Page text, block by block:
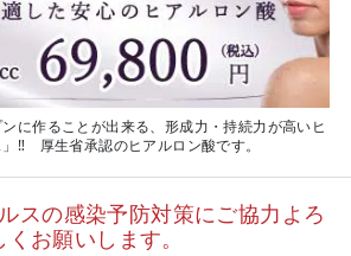
に作ることが出来る、形成力・持続力が高いヒ
‼ 厚生省承認のヒアルロン酸です。
スの感染予防対策にご協力よろ
くお願いします。